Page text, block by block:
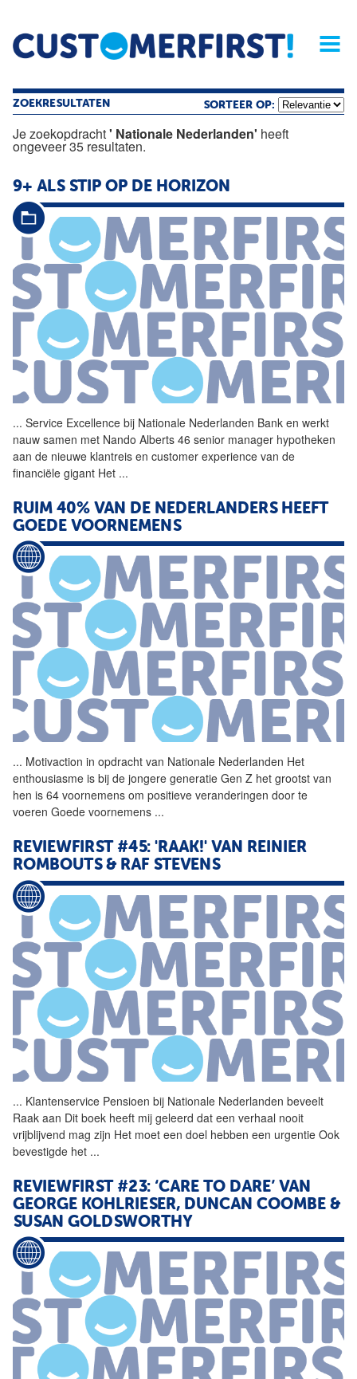
Home Opinie Archief
Magazine
ZOEKRESULTATEN SORTEER OP:
Je zoekopdracht' Nationale Nederlanden' heeft
ongeveer 35 resultaten.
9+ ALS STIP OP DE HORIZON
... Service Excellence bij Nationale Nederlanden Bank en werkt
nauw samen met Nando Alberts 46 senior manager hypotheken
aan de nieuwe klantreis en customer experience van de
financiële gigant Het ...
RUIM 40% VAN DE NEDERLANDERS HEEFT
GOEDE VOORNEMENS
... Motivaction in opdracht van Nationale Nederlanden Het
enthousiasme is bij de jongere generatie Gen Z het grootst van
hen is 64 voornemens om positieve veranderingen door te
voeren Goede voornemens ...
REVIEWFIRST #45: 'RAAK!' VAN REINIER
ROMBOUTS & RAF STEVENS
... Klantenservice Pensioen bij Nationale Nederlanden beveelt
Raak aan Dit boek heeft mij geleerd dat een verhaal nooit
vrijblijvend mag zijn Het moet een doel hebben een urgentie Ook
bevestigde het ...
REVIEWFIRST #23: ‘CARE TO DARE’ VAN
GEORGE KOHLRIESER, DUNCAN COOMBE &
SUSAN GOLDSWORTHY